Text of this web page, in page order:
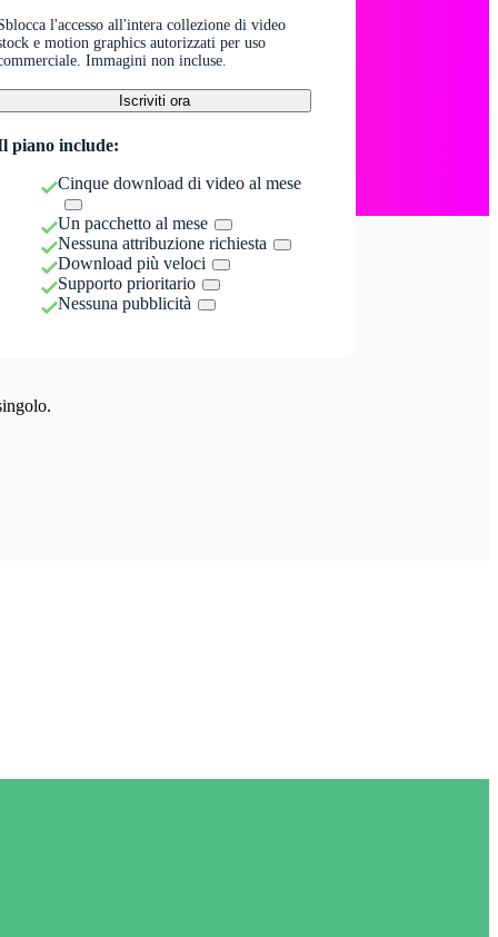
l'accesso all'intera collezione di video
e motion graphics autorizzati per uso
Immagini non incluse.
Iscriviti ora
piano include:
Cinque download di video al mese
Un pacchetto al mese
Nessuna attribuzione richiesta
Download più veloci
Supporto prioritario
Nessuna pubblicità